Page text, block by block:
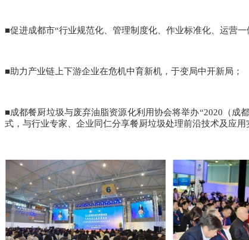
■促进成都市“行业规范化、管理制度化、作业标准化、运营一
■助力产业链上下游企业在危机中育新机，于变局中开新局；
■成都餐厨垃圾与废弃油脂资源化利用协会将举办“2020（成
式，与行业专家、企业同仁分享餐厨垃圾处理前沿技术及应用